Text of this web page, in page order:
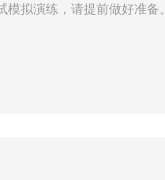
拟演练，请提前做好准备。